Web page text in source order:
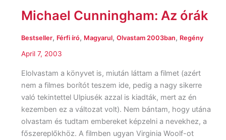
Michael Cunningham: Az órák
Bestseller, Férfi író, Magyarul, Olvastam 2003ban, Regény
April 7, 2003
Elolvastam a könyvet is, miután láttam a filmet (azért
nem a filmes borítót teszem ide, pedig a nagy sikerre
való tekintettel Ulpiusék azzal is kiadták, mert az én
kezemben ez a változat volt). Nem bántam, hogy utána
olvastam és tudtam embereket képzelni a nevekhez, a
főszereplőkhöz. A filmben ugyan Virginia Woolf-ot
Michael
Az
órák